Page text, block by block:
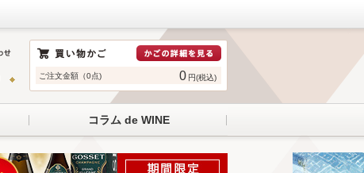
ご注文金額（0点) 0 円(税込)
コラム de WINE